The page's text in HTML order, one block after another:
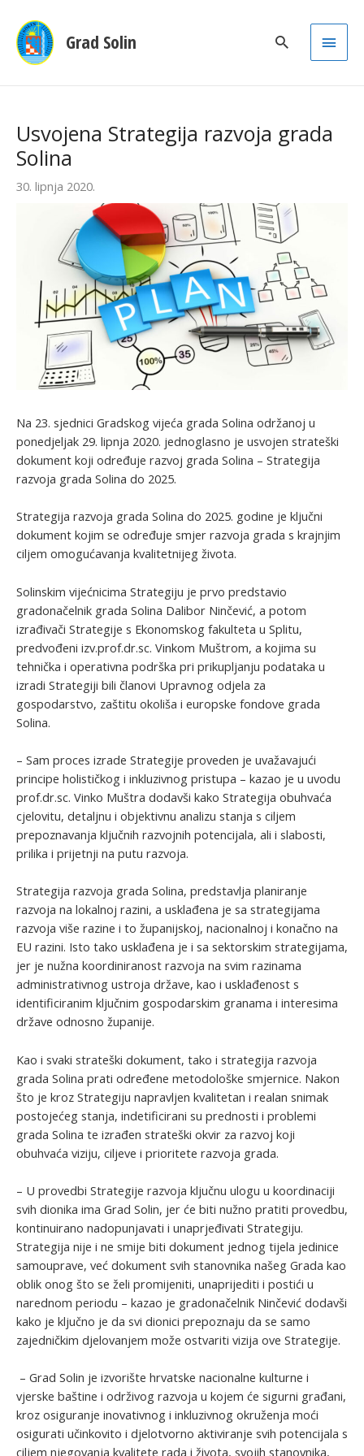
Grad Solin
Main
Usvojena Strategija razvoja grada
Solina
30. lipnja 2020.
Na 23. sjednici Gradskog vijeća grada Solina održanoj u
ponedjeljak 29. lipnja 2020. jednoglasno je usvojen strateški
dokument koji određuje razvoj grada Solina – Strategija
razvoja grada Solina do 2025.
Strategija razvoja grada Solina do 2025. godine je ključni
dokument kojim se određuje smjer razvoja grada s krajnjim
ciljem omogućavanja kvalitetnijeg života.
Solinskim vijećnicima Strategiju je prvo predstavio
gradonačelnik grada Solina Dalibor Ninčević, a potom
izrađivači Strategije s Ekonomskog fakulteta u Splitu,
predvođeni izv.prof.dr.sc. Vinkom Muštrom, a kojima su
tehnička i operativna podrška pri prikupljanju podataka u
izradi Strategiji bili članovi Upravnog odjela za
gospodarstvo, zaštitu okoliša i europske fondove grada
Solina.
– Sam proces izrade Strategije proveden je uvažavajući
principe holističkog i inkluzivnog pristupa – kazao je u uvodu
prof.dr.sc. Vinko Muštra dodavši kako Strategija obuhvaća
cjelovitu, detaljnu i objektivnu analizu stanja s ciljem
prepoznavanja ključnih razvojnih potencijala, ali i slabosti,
prilika i prijetnji na putu razvoja.
Strategija razvoja grada Solina, predstavlja planiranje
razvoja na lokalnoj razini, a usklađena je sa strategijama
razvoja više razine i to županijskoj, nacionalnoj i konačno na
EU razini. Isto tako usklađena je i sa sektorskim strategijama,
jer je nužna koordiniranost razvoja na svim razinama
administrativnog ustroja države, kao i usklađenost s
identificiranim ključnim gospodarskim granama i interesima
države odnosno županije.
Kao i svaki strateški dokument, tako i strategija razvoja
grada Solina prati određene metodološke smjernice. Nakon
što je kroz Strategiju napravljen kvalitetan i realan snimak
postojećeg stanja, indetificirani su prednosti i problemi
grada Solina te izrađen strateški okvir za razvoj koji
obuhvaća viziju, ciljeve i prioritete razvoja grada.
– U provedbi Strategije razvoja ključnu ulogu u koordinaciji
svih dionika ima Grad Solin, jer će biti nužno pratiti provedbu,
kontinuirano nadopunjavati i unaprjeđivati Strategiju.
Strategija nije i ne smije biti dokument jednog tijela jedinice
samouprave, već dokument svih stanovnika našeg Grada kao
oblik onog što se želi promijeniti, unaprijediti i postići u
narednom periodu – kazao je gradonačelnik Ninčević dodavši
kako je ključno je da svi dionici prepoznaju da se samo
zajedničkim djelovanjem može ostvariti vizija ove Strategije.
– Grad Solin je izvorište hrvatske nacionalne kulturne i
vjerske baštine i održivog razvoja u kojem će sigurni građani,
kroz osiguranje inovativnog i inkluzivnog okruženja moći
osigurati učinkovito i djelotvorno aktiviranje svih potencijala s
ciljem njegovanja kvalitete rada i života, svojih stanovnika,